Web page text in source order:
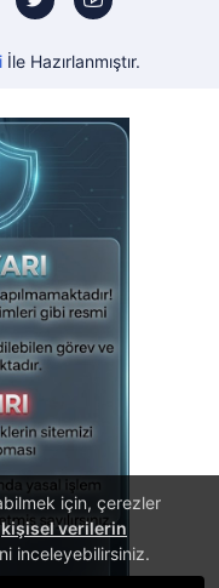
için, çerezler
kişisel verilerin
inceleyebilirsiniz.
İle Hazırlanmıştır.